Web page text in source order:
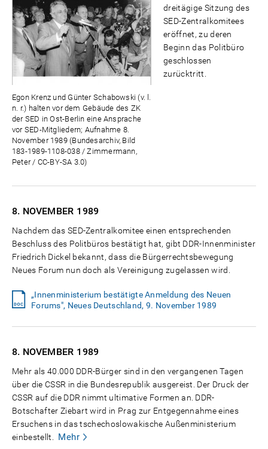
Egon Krenz und Günter Schabowski (v. l.
n. r.) halten vor dem Gebäude des ZK
der SED in Ost-Berlin eine Ansprache
vor SED-Mitgliedern; Aufnahme 8.
November 1989 (Bundesarchiv, Bild
183-1989-1108-038 / Zimmermann,
Peter / CC-BY-SA 3.0)
dreitägige Sitzung des
SED-Zentralkomitees
eröffnet, zu deren
Beginn das Politbüro
geschlossen
zurücktritt.
8. NOVEMBER 1989
Nachdem das SED-Zentralkomitee einen entsprechenden
Beschluss des Politbüros bestätigt hat, gibt DDR-Innenminister
Friedrich Dickel bekannt, dass die Bürgerrechtsbewegung
Neues Forum nun doch als Vereinigung zugelassen wird.
„Innenministerium bestätigte Anmeldung des Neuen
Forums", Neues Deutschland, 9. November 1989
8. NOVEMBER 1989
Mehr als 40.000 DDR-Bürger sind in den vergangenen Tagen
über die CSSR in die Bundesrepublik ausgereist. Der Druck der
CSSR auf die DDR nimmt ultimative Formen an. DDR-
Botschafter Ziebart wird in Prag zur Entgegennahme eines
Ersuchens in das tschechoslowakische Außenministerium
einbestellt.
Mehr